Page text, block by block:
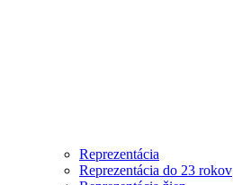
Reprezentácia
Reprezentácia do 23 rokov